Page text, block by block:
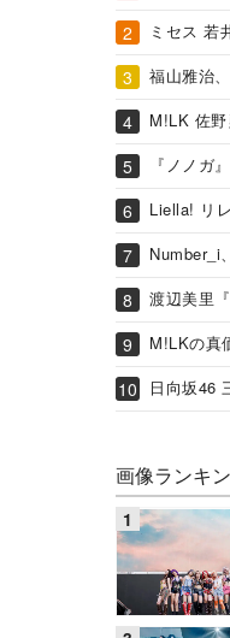
ミセス 若
福山雅治
M!LK 佐
『ノノガ
Liella! リ
Number_i
渡辺美里
M!LKの真
日向坂46
画像ランキ